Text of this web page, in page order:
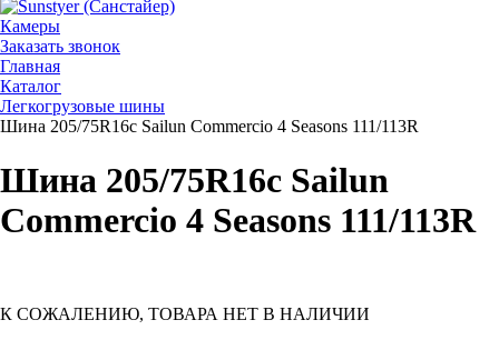
Камеры
Заказать звонок
Главная
Каталог
Легкогрузовые шины
Шина 205/75R16c Sailun Commercio 4 Seasons 111/113R
Шина 205/75R16c Sailun
Commercio 4 Seasons 111/113R
К СОЖАЛЕНИЮ, ТОВАРА НЕТ В НАЛИЧИИ